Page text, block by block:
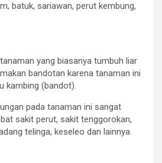
batuk, sariawan, perut kembung,
yang biasanya tumbuh liar
bandotan karena tanaman ini
kambing (bandot).
pada tanaman ini sangat
sakit perut, sakit tenggorokan,
telinga, keseleo dan lainnya.